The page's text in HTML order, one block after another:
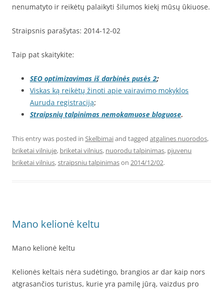
nenumatyto ir reikėtų palaikyti šilumos kiekį mūsų ūkiuose.
Straipsnis parašytas: 2014-12-02
Taip pat skaitykite:
SEO optimizavimas iš darbinės pusės 2;
Viskas ką reikėtų žinoti apie vairavimo mokyklos
Auruda registraciją;
Straipsnių talpinimas nemokamuose bloguose.
This entry was posted in Skelbimaiand tagged atgalines nuorodos,
briketai vilniuje, briketai vilnius, nuorodu talpinimas, pjuvenu
briketai vilnius,straipsniu talpinimason 2014/12/02.
Mano kelionė keltu
Mano kelionė keltu
Kelionės keltais nėra sudėtingo, brangios ar dar kaip nors
atgrasančios turistus, kurie yra pamilę jūrą, vaizdus pro